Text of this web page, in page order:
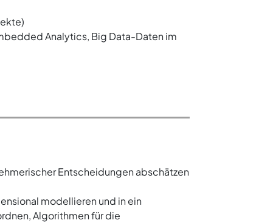
Analytics, Big Data-Daten im
Entscheidungen abschätzen
modellieren und in ein
Algorithmen für die